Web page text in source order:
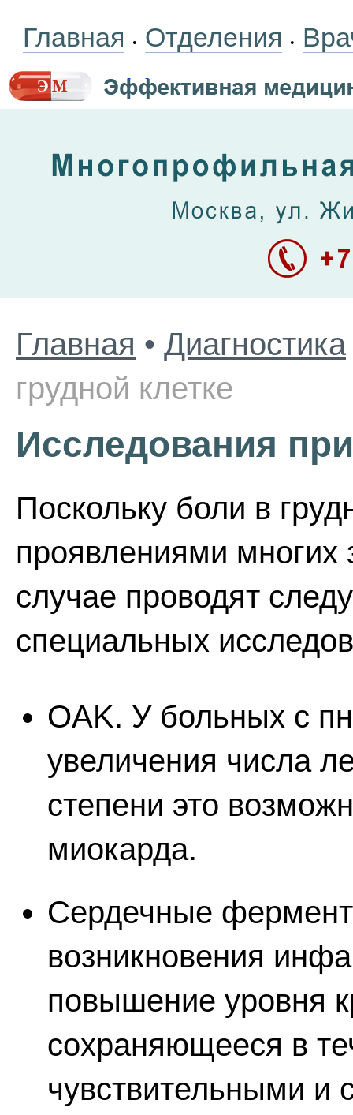
Главная • Отделения •
Главная • Диагностика
грудной клетке
Исследования
Поскольку боли в
проявлениями многих
случае проводят
специальных
OAK. У больных с
увеличения числа
степени это
миокарда.
Сердечные
возникновения
повышение уровня
сохраняющееся в
чувствительными и